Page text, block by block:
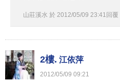
山莊溪水 於 2012/05/09 23:41 回覆
2樓. 江依萍
2012/05/09 09:21